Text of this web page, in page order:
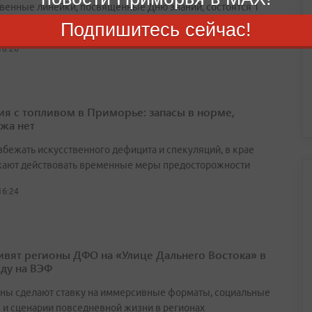
линейки, посвящённые Дню знаний, состоятся 1
для всех школьников
с топливом в Приморье: запасы в норме,
нет
искусственного дефицита и спекуляций, в крае
действовать временные меры предосторожности
регионы ДФО на «Улице Дальнего Востока» в
на ВЭФ
сделают ставку на иммерсивные форматы, социальные
сценарии повседневной жизни в регионах
Подпишитесь сейчас!